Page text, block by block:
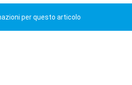
per questo articolo